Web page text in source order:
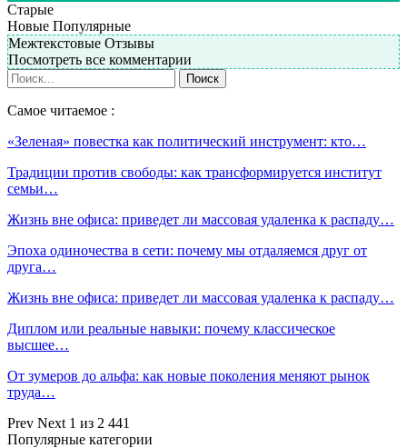
Старые
Новые Популярные
Межтекстовые Отзывы
Посмотреть все комментарии
Самое читаемое :
«Зеленая» повестка как политический инструмент: кто…
Традиции против свободы: как трансформируется институт
семьи…
Жизнь вне офиса: приведет ли массовая удаленка к распаду…
Эпоха одиночества в сети: почему мы отдаляемся друг от
друга…
Жизнь вне офиса: приведет ли массовая удаленка к распаду…
Диплом или реальные навыки: почему классическое
высшее…
От зумеров до альфа: как новые поколения меняют рынок
труда…
Prev Next 1 из 2 441
Популярные категории